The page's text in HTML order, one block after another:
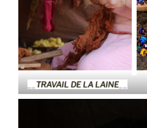
TRAVAIL DE LA LAINE